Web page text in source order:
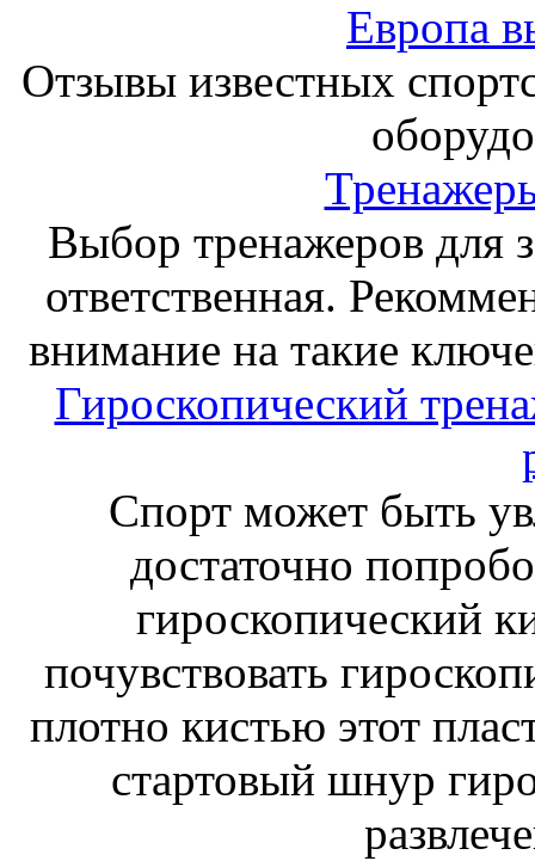
Европа
Отзывы известных
Выбор тренажеров для
ответственная.
внимание на такие
Гироскопический
Спорт может быть
достаточно
гироскопический
почувствовать
плотно кистью этот
стартовый шнур